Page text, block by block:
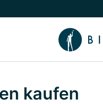
Wissen umschalten
kaufen